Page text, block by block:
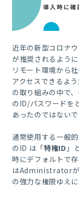
近年の新型コロナ
が推奨されるよう
リモート環境から
アクセスできるよ
の取り組みの中で
のID/パスワードを
あったのではないで
通常使用する一般
のID は「特権ID 」
時にデフォルトで
はAdministratorが
の強力な権限ゆえ